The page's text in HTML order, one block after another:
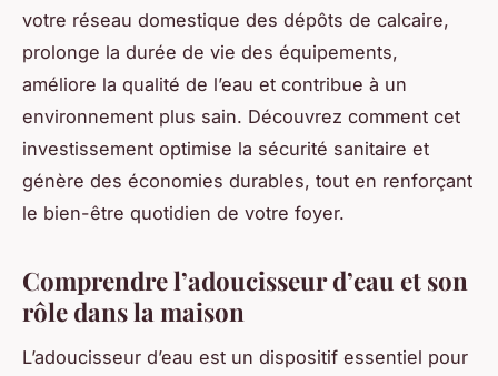
votre réseau domestique des dépôts de calcaire,
prolonge la durée de vie des équipements,
améliore la qualité de l’eau et contribue à un
environnement plus sain. Découvrez comment cet
investissement optimise la sécurité sanitaire et
génère des économies durables, tout en renforçant
le bien-être quotidien de votre foyer.
Comprendre l’adoucisseur d’eau et son
rôle dans la maison
L’adoucisseur d’eau est un dispositif essentiel pour